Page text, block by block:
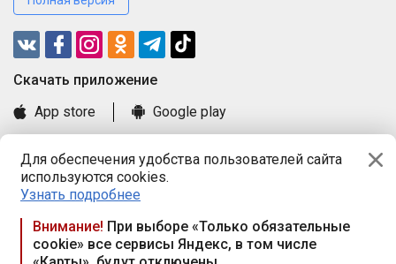
Для обеспечения удобства пользователей сайта
используются cookies.
Узнать подробнее
Внимание! При выборе «Только обязательные
cookie» все сервисы Яндекс, в том числе
Cкачать приложение
App store
Google play
Книга замечаний и предложений
Правила и документы
Praca.by © 2000—2026, ООО «ПРАЦА БАЙ»
Республика Беларусь, 220114, г. Минск, пр-т Независимости
117а, пом. № 9.